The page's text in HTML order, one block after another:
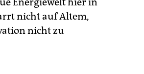
nicht auf Altem,
nicht zu